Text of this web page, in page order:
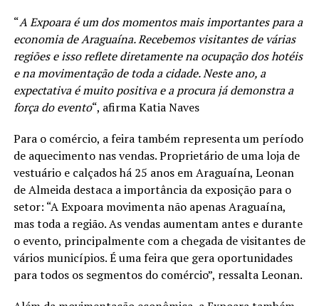
“A Expoara é um dos momentos mais importantes para a
economia de Araguaína. Recebemos visitantes de várias
regiões e isso reflete diretamente na ocupação dos hotéis
e na movimentação de toda a cidade. Neste ano, a
expectativa é muito positiva e a procura já demonstra a
força do evento“, afirma Katia Naves
Para o comércio, a feira também representa um período
de aquecimento nas vendas. Proprietário de uma loja de
vestuário e calçados há 25 anos em Araguaína, Leonan
de Almeida destaca a importância da exposição para o
setor: “A Expoara movimenta não apenas Araguaína,
mas toda a região. As vendas aumentam antes e durante
o evento, principalmente com a chegada de visitantes de
vários municípios. É uma feira que gera oportunidades
para todos os segmentos do comércio”, ressalta Leonan.